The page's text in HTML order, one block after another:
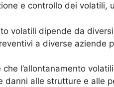
e controllo dei volatili,
volatili dipende da
a diverse aziende
l’allontanamento
danni alle strutture e alle